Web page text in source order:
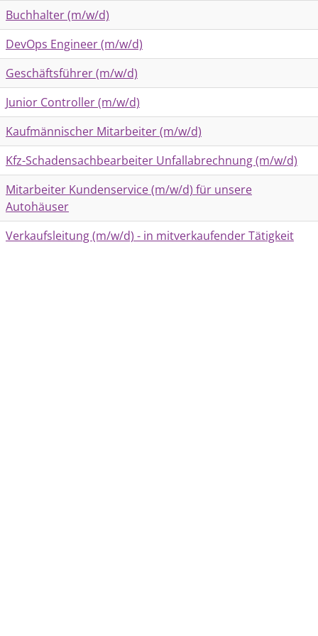
Buchhalter (m/w/d)
DevOps Engineer (m/w/d)
Geschäftsführer (m/w/d)
Junior Controller (m/w/d)
Kaufmännischer Mitarbeiter (m/w/d)
Kfz-Schadensachbearbeiter Unfallabrechnung (m/w/d)
Mitarbeiter Kundenservice (m/w/d) für unsere
Autohäuser
Verkaufsleitung (m/w/d) - in mitverkaufender Tätigkeit